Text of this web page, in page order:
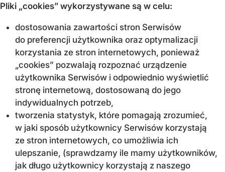
Pliki „cookies” wykorzystywane są w celu:
dostosowania zawartości stron Serwisów
do preferencji użytkownika oraz optymalizacji
korzystania ze stron internetowych, ponieważ
„cookies” pozwalają rozpoznać urządzenie
użytkownika Serwisów i odpowiednio wyświetlić
stronę internetową, dostosowaną do jego
indywidualnych potrzeb,
tworzenia statystyk, które pomagają zrozumieć,
w jaki sposób użytkownicy Serwisów korzystają
ze stron internetowych, co umożliwia ich
ulepszanie, (sprawdzamy ile mamy użytkowników,
jak długo użytkownicy korzystają z naszego